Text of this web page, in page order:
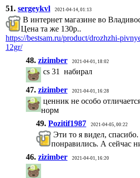
51. sergeykvl 2021-04-14, 01:13
В интернет магазине во
Цена та же 130р..
https://bestsam.ru/product/drozhzhi-
12gr/
48. zizimber 2021-04-01, 18:02
cs 31 набирал
47. zizimber 2021-04-01, 16:28
ценник не особо
норм
49. Pozitif1987 2021-04-05, 00:22
Эти то я видел,
понравились. А сейчас
46. zizimber 2021-04-01, 16:20